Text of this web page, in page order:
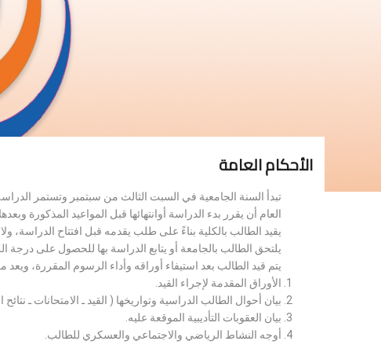
الأحكام العامة
تبدأ السنة الجامعية في السبت الثالث من سبتمبر وتستمر
العام أن يقرر بدء الدراسة أوانتهائها قبل المواعيد المذكورة وبعدها.
يقيد الطالب بالكلية بناءً على طلب يقدمه قبل افتتاح
يلتحق الطالب بالجامعة أو يتابع الدراسة بها للحصول على
يتم قيد الطالب بعد استيفاء أوراقه وأداء الرسوم المقررة،
الأوراق المقدمة لإجراء القيد.
بيان أحوال الطالب الدراسية وتواريخها ( القيد ـ الامتحانات ـ نتائح
بيان العقوبات التأديبية الموقعة عليه.
أوجه النشاط الرياضي والاجتماعي والعسكري للطالب.